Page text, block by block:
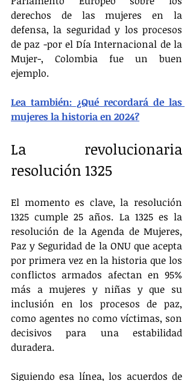
derechos de las mujeres en la
defensa, la seguridad y los procesos
de paz -por el Día Internacional de la
Mujer-, Colombia fue un buen
ejemplo.
Lea también: ¿Qué recordará de las
mujeres la historia en 2024?
La revolucionaria
resolución 1325
El momento es clave, la resolución
1325 cumple 25 años. La 1325 es la
resolución de la Agenda de Mujeres,
Paz y Seguridad de la ONU que acepta
por primera vez en la historia que los
conflictos armados afectan en 95%
más a mujeres y niñas y que su
inclusión en los procesos de paz,
como agentes no como víctimas, son
decisivos para una estabilidad
duradera.
Siguiendo esa línea, los acuerdos de